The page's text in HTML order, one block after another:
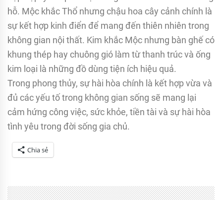
hỗ. Mộc khắc Thổ nhưng chậu hoa cây cảnh chính là
sự kết hợp kinh điển để mang đến thiên nhiên trong
không gian nội thất. Kim khắc Mộc nhưng bàn ghế có
khung thép hay chuông gió làm từ thanh trúc và ống
kim loại là những đồ dùng tiện ích hiệu quả.
Trong phong thủy, sự hài hòa chính là kết hợp vừa và
đủ các yếu tố trong không gian sống sẽ mang lại
cảm hứng công việc, sức khỏe, tiền tài và sự hài hòa
tình yêu trong đời sống gia chủ.
Chia sẻ
lời